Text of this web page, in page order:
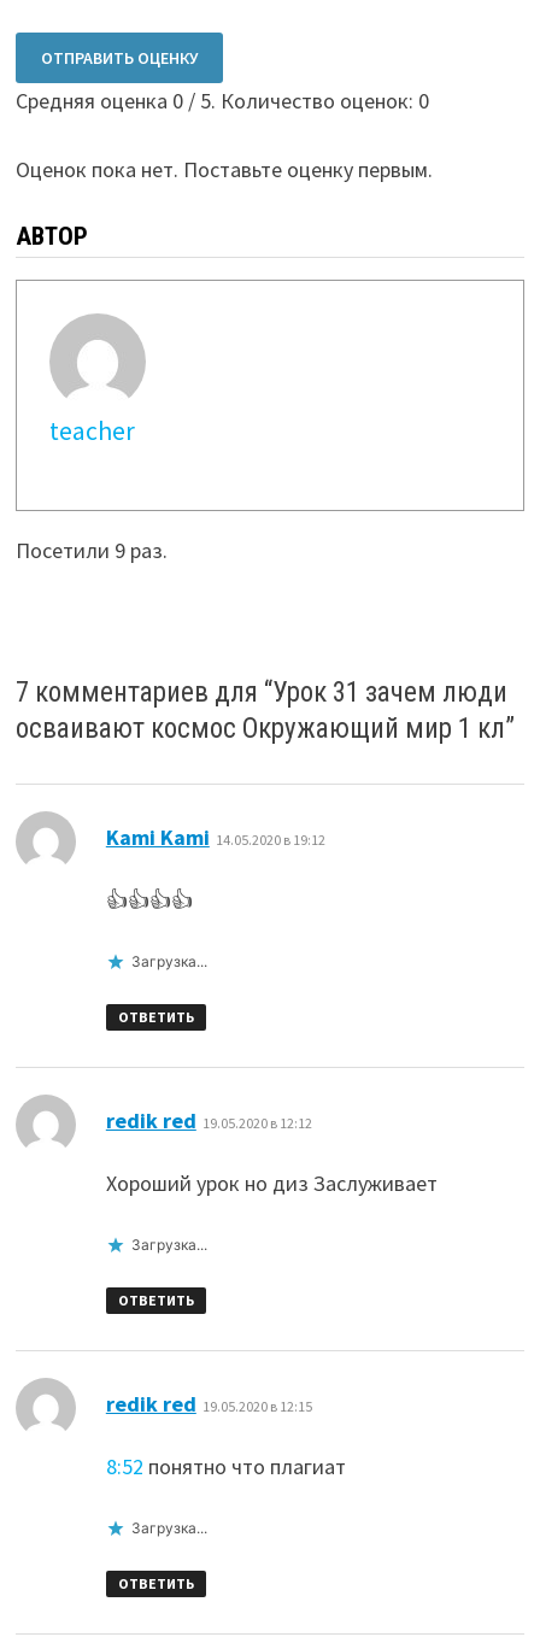
ОТПРАВИТЬ ОЦЕНКУ
Средняя оценка 0/ 5. Количество оценок: 0
Оценок пока нет. Поставьте оценку первым.
АВТОР
teacher
Посетили 9 раз.
7 комментариев для “Урок 31 зачем люди
осваивают космос Окружающий мир 1 кл”
Kami Kami 14.05.2020 в 19:12
👍👍👍👍
Загрузка...
ОТВЕТИТЬ
redik red 19.05.2020 в 12:12
Хороший урок но диз Заслуживает
Загрузка...
ОТВЕТИТЬ
redik red 19.05.2020 в 12:15
8:52 понятно что плагиат
Загрузка...
ОТВЕТИТЬ